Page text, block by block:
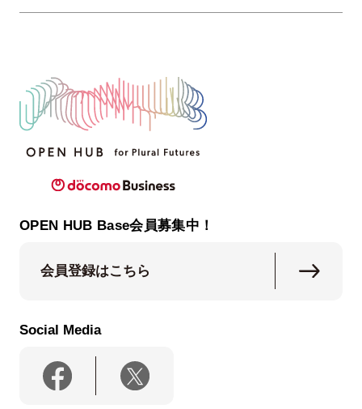
OPEN HUB Base会員募集中！
会員登録はこちら
Social Media